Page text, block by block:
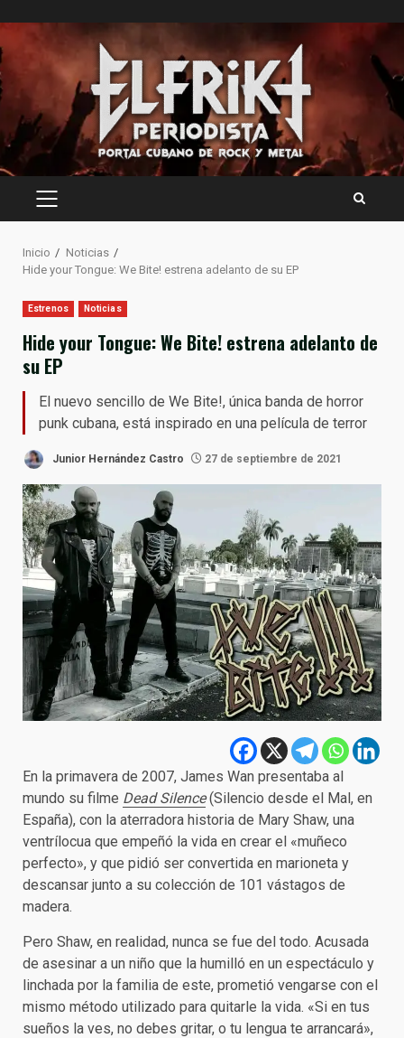
al
contenido
MENÚ
Inicio
Noticias
Hide your Tongue: We Bite! estrena adelanto de su EP
Estrenos Noticias
Hide your Tongue: We Bite! estrena adelanto de
su EP
El nuevo sencillo de We Bite!, única banda de horror
punk cubana, está inspirado en una película de terror
Junior Hernández Castro 27 de septiembre de 2021
En la primavera de 2007, James Wan presentaba al
mundo su filme Dead Silence(Silencio desde el Mal, en
España), con la aterradora historia de Mary Shaw, una
ventrílocua que empeñó la vida en crear el «muñeco
perfecto», y que pidió ser convertida en marioneta y
descansar junto a su colección de 101 vástagos de
madera.
Pero Shaw, en realidad, nunca se fue del todo. Acusada
de asesinar a un niño que la humilló en un espectáculo y
linchada por la familia de este, prometió vengarse con el
mismo método utilizado para quitarle la vida. «Si en tus
sueños la ves, no debes gritar, o tu lengua te arrancará»,